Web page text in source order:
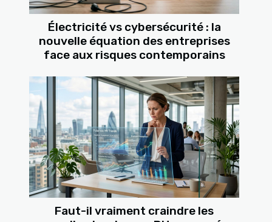
Électricité vs cybersécurité : la
nouvelle équation des entreprises
face aux risques contemporains
Faut-il vraiment craindre les